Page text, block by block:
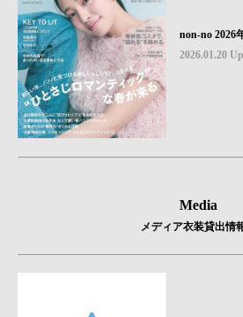
non-no 2026
2026.01.20
Media
メディア衣装貸出情